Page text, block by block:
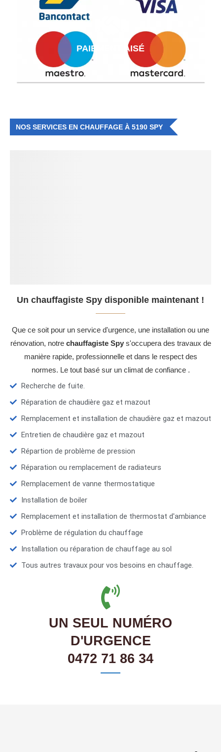
PAIEMENT AISÉ
NOS SERVICES EN CHAUFFAGE À 5190 SPY
Un chauffagiste Spy disponible maintenant !
Que ce soit pour un service d'urgence, une installation ou une
rénovation, notre chauffagiste Spys'occupera des travaux de
manière rapide, professionnelle et dans le respect des
normes. Le tout basé sur un climat de confiance .
Recherche de fuite.
Réparation de chaudière gaz et mazout
Remplacement et installation de chaudière gaz et mazout
Entretien de chaudière gaz et mazout
Répartion de problème de pression
Réparation ou remplacement de radiateurs
Remplacement de vanne thermostatique
Installation de boiler
Remplacement et installation de thermostat d'ambiance
Problème de régulation du chauffage
Installation ou réparation de chauffage au sol
Tous autres travaux pour vos besoins en chauffage.
UN SEUL NUMÉRO
D'URGENCE
0472 71 86 34